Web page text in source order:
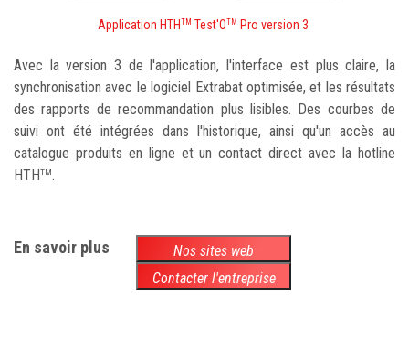
Application HTHTM Test'OTM Pro version 3
Avec la version 3 de l'application, l'interface est plus claire, la
synchronisation avec le logiciel Extrabat optimisée, et les résultats
des rapports de recommandation plus lisibles. Des courbes de
suivi ont été intégrées dans l'historique, ainsi qu'un accès au
catalogue produits en ligne et un contact direct avec la hotline
HTHTM
En savoir plus
Nos sites web
Contacter l'entreprise